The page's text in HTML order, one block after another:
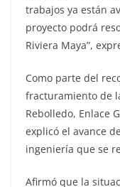
trabajos ya están
proyecto podrá
Riviera Maya”,
Como parte del
fracturamiento de
Rebolledo, Enlace
explicó el avance
ingeniería que se
Afirmó que la